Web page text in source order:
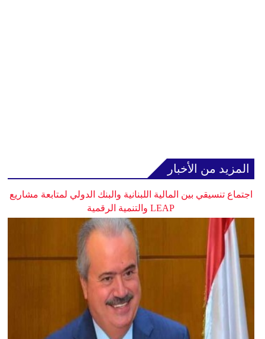
المزيد من الأخبار
اجتماع تنسيقي بين المالية اللبنانية والبنك الدولي لمتابعة مشاريع
LEAP والتنمية الرقمية